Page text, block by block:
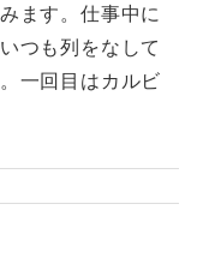
ます。仕事中に
つも列をなして
一回目はカルビ